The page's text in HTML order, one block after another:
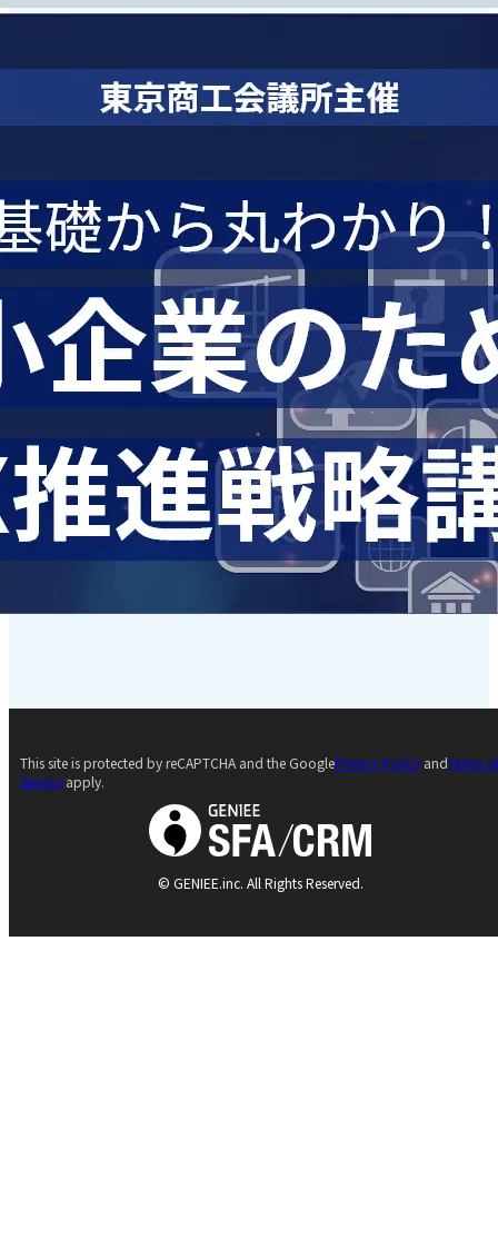
© GENIEE.inc. All Rights Reserved.
This site is protected by reCAPTCHA and the GooglePrivacy Policy andTerms
Service apply.